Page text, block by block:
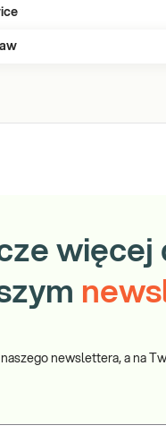
więcej
newslettera, a na